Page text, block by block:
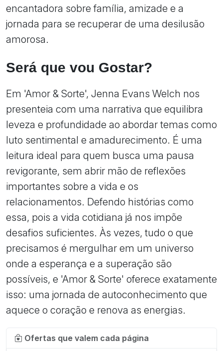
encantadora sobre família, amizade e a
jornada para se recuperar de uma desilusão
amorosa.
Será que vou Gostar?
Em 'Amor & Sorte', Jenna Evans Welch nos
presenteia com uma narrativa que equilibra
leveza e profundidade ao abordar temas como
luto sentimental e amadurecimento. É uma
leitura ideal para quem busca uma pausa
revigorante, sem abrir mão de reflexões
importantes sobre a vida e os
relacionamentos. Defendo histórias como
essa, pois a vida cotidiana já nos impõe
desafios suficientes. Às vezes, tudo o que
precisamos é mergulhar em um universo
onde a esperança e a superação são
possíveis, e 'Amor & Sorte' oferece exatamente
isso: uma jornada de autoconhecimento que
aquece o coração e renova as energias.
Ofertas que valem cada página